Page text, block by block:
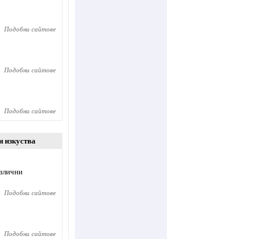
Подобни сайтове
Подобни сайтове
Подобни сайтове
изкуства
Подобни сайтове
Подобни сайтове